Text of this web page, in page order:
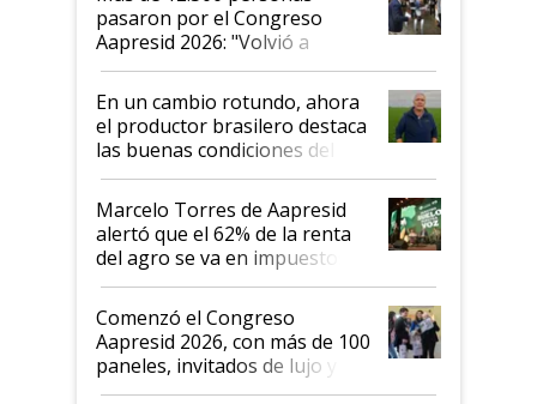
pasaron por el Congreso
Aapresid 2026: "Volvió a
demostrar que hablar del
suelo es hablar de todo el
sistema productivo"
En un cambio rotundo, ahora
el productor brasilero destaca
las buenas condiciones del
agro argentino para invertir:
"Los veo más motivados"
Marcelo Torres de Aapresid
alertó que el 62% de la renta
del agro se va en impuestos:
"No es bueno que en
Argentina se sigan discutiendo
las mismas cosas de hace 50
años"
Comenzó el Congreso
Aapresid 2026, con más de 100
paneles, invitados de lujo y
todas las tendencias